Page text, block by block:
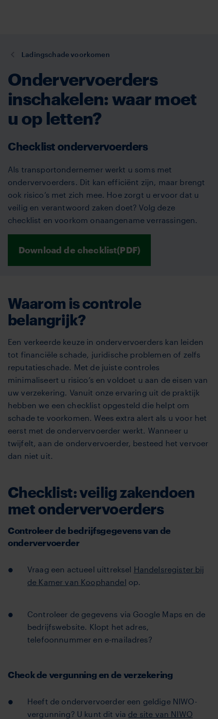
inhoud
U
hier:
Ladingschade voorkomen
Ondervervoerders
inschakelen: waar moet
u op letten?
Checklist ondervervoerders
Als transportondernemer werkt u soms met
ondervervoerders. Dit kan efficiënt zijn, maar brengt
ook risico’s met zich mee. Hoe zorgt u ervoor dat u
veilig en verantwoord zaken doet? Volg deze
checklist en voorkom onaangename verrassingen.
Download de checklist(PDF)
Waarom is controle
belangrijk?
Een verkeerde keuze in ondervervoerders kan leiden
tot financiële schade, juridische problemen of zelfs
reputatieschade. Met de juiste controles
minimaliseert u risico’s en voldoet u aan de eisen van
uw verzekering. Vanuit onze ervaring uit de praktijk
hebben we een checklist opgesteld die helpt om
schade te voorkomen. Wees extra alert als u voor het
eerst met de ondervervoerder werkt. Wanneer u
twijfelt, aan de ondervervoerder, besteed het vervoer
dan niet uit.
Checklist: veilig zakendoen
met ondervervoerders
Controleer de bedrijfsgegevens van de
ondervervoerder
Vraag een actueel uittreksel Handelsregister bij
de Kamer van Koophandel op.
Controleer de gegevens via Google Maps en de
bedrijfswebsite. Klopt het adres,
telefoonnummer en e-mailadres?
Check de vergunning en de verzekering
Heeft de ondervervoerder een geldige NIWO-
vergunning? U kunt dit via de site van NIWO